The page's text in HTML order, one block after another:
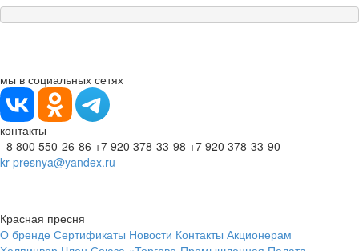
мы в социальных сетях
контакты
8 800 550-26-86 +7 920 378-33-98 +7 920 378-33-90
kr-presnya@yandex.ru
Красная пресня
О бренде Сертификаты Новости Контакты Акционерам